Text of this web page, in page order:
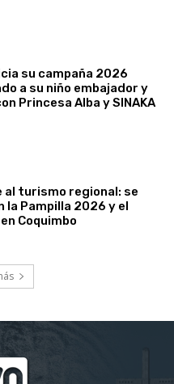
su campaña 2026
a su niño embajador y
Princesa Alba y SINAKA
al turismo regional: se
la Pampilla 2026 y el
Coquimbo